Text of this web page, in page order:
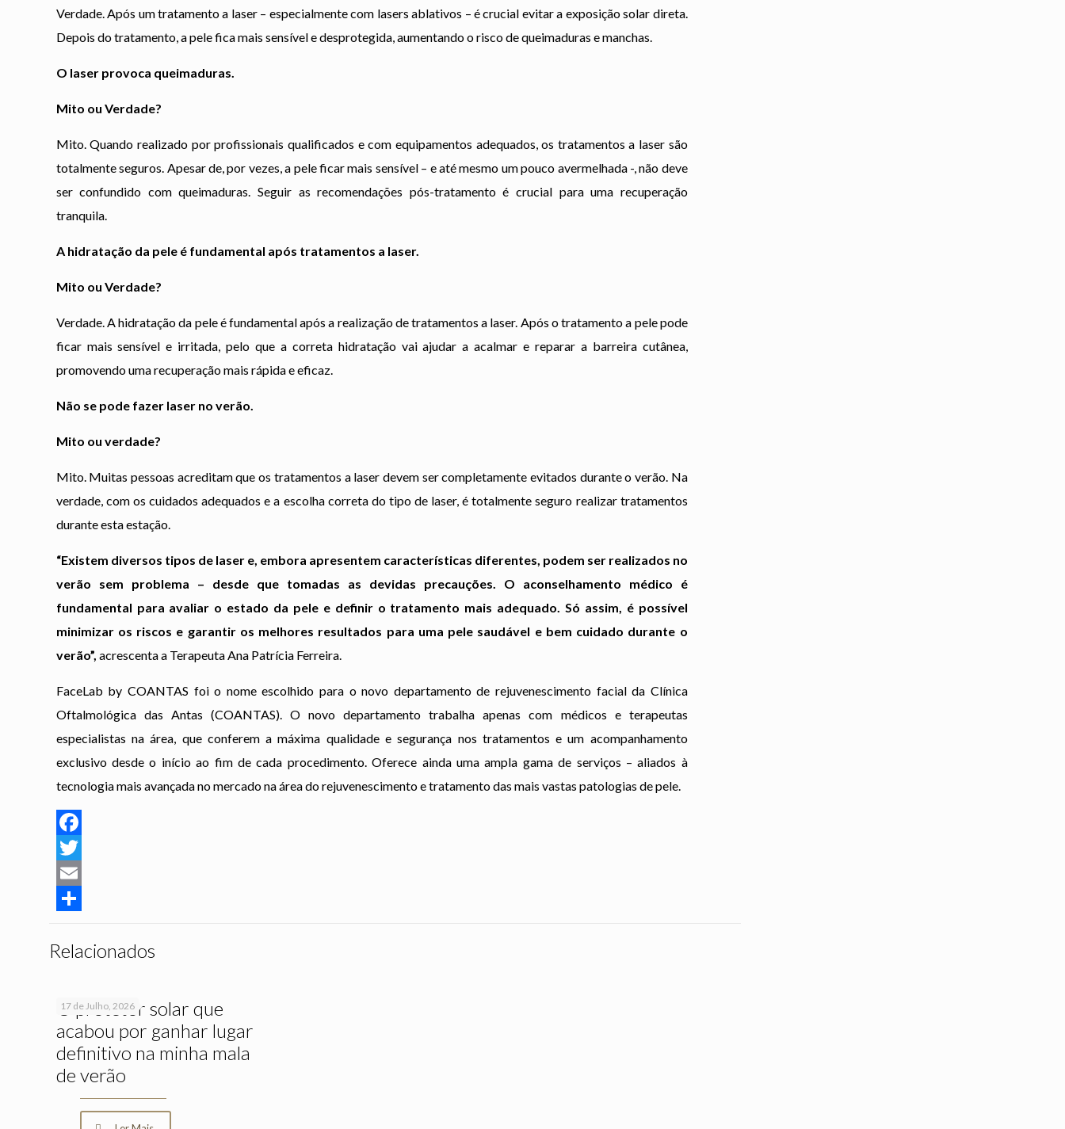
Verdade. Após um tratamento a laser – especialmente com lasers ablativos – é crucial evitar a exposição solar direta.
Depois do tratamento, a pele fica mais sensível e desprotegida, aumentando o risco de queimaduras e manchas.
O laser provoca queimaduras.
Mito ou Verdade?
Mito. Quando realizado por profissionais qualificados e com equipamentos adequados, os tratamentos a laser são
totalmente seguros. Apesar de, por vezes, a pele ficar mais sensível – e até mesmo um pouco avermelhada -, não deve
ser confundido com queimaduras. Seguir as recomendações pós-tratamento é crucial para uma recuperação
tranquila.
A hidratação da pele é fundamental após tratamentos a laser.
Mito ou Verdade?
Verdade. A hidratação da pele é fundamental após a realização de tratamentos a laser. Após o tratamento a pele pode
ficar mais sensível e irritada, pelo que a correta hidratação vai ajudar a acalmar e reparar a barreira cutânea,
promovendo uma recuperação mais rápida e eficaz.
Não se pode fazer laser no verão.
Mito ou verdade?
Mito. Muitas pessoas acreditam que os tratamentos a laser devem ser completamente evitados durante o verão. Na
verdade, com os cuidados adequados e a escolha correta do tipo de laser, é totalmente seguro realizar tratamentos
durante esta estação.
“Existem diversos tipos de laser e, embora apresentem características diferentes, podem ser realizados no
verão sem problema – desde que tomadas as devidas precauções. O aconselhamento médico é
fundamental para avaliar o estado da pele e definir o tratamento mais adequado. Só assim, é possível
minimizar os riscos e garantir os melhores resultados para uma pele saudável e bem cuidado durante o
verão”, acrescenta a Terapeuta Ana Patrícia Ferreira.
FaceLab by COANTAS foi o nome escolhido para o novo departamento de rejuvenescimento facial da Clínica
Oftalmológica das Antas (COANTAS). O novo departamento trabalha apenas com médicos e terapeutas
especialistas na área, que conferem a máxima qualidade e segurança nos tratamentos e um acompanhamento
exclusivo desde o início ao fim de cada procedimento. Oferece ainda uma ampla gama de serviços – aliados à
tecnologia mais avançada no mercado na área do rejuvenescimento e tratamento das mais vastas patologias de pele.
Facebook
Twitter
Email
Relacionados
17 de Julho, 2026
O protetor solar que
acabou por ganhar lugar
definitivo na minha mala
de verão